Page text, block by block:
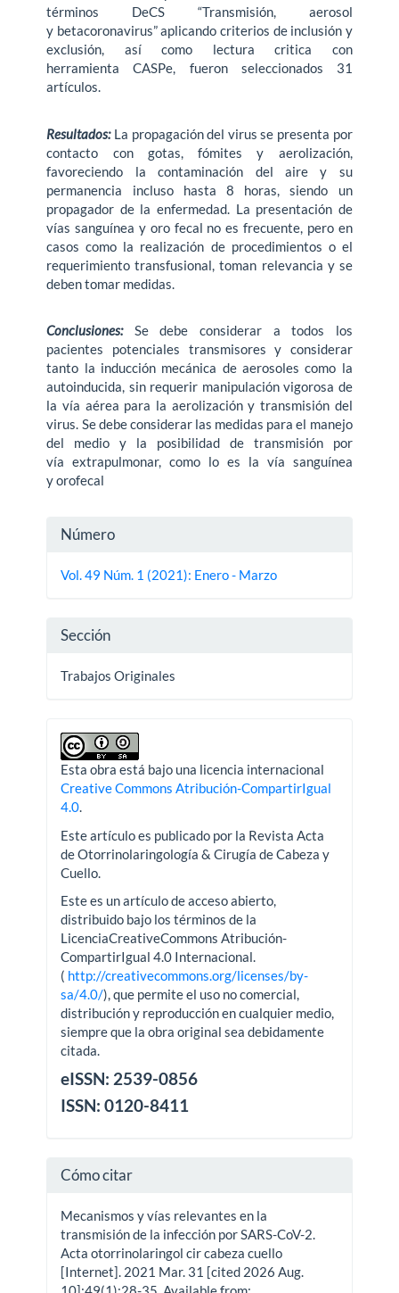
términos DeCS “Transmisión, aerosol
y betacoronavirus” aplicando criterios de inclusión y
exclusión, así como lectura critica con
herramienta CASPe, fueron seleccionados 31
artículos.
Resultados:La propagación del virus se presenta por
contacto con gotas, fómites y aerolización,
favoreciendo la contaminación del aire y su
permanencia incluso hasta 8 horas, siendo un
propagador de la enfermedad. La presentación de
vías sanguínea y oro fecal no es frecuente, pero en
casos como la realización de procedimientos o el
requerimiento transfusional, toman relevancia y se
deben tomar medidas.
Conclusiones:Se debe considerar a todos los
pacientes potenciales transmisores y considerar
tanto la inducción mecánica de aerosoles como la
autoinducida, sin requerir manipulación vigorosa de
la vía aérea para la aerolización y transmisión del
virus. Se debe considerar las medidas para el manejo
del medio y la posibilidad de transmisión por
vía extrapulmonar, como lo es la vía sanguínea
y orofecal
Detalles
del
Número
Vol. 49 Núm. 1 (2021): Enero - Marzo
Sección
Trabajos Originales
Esta obra está bajo una licencia internacional
Creative Commons Atribución-CompartirIgual
4.0.
Este artículo es publicado por la Revista Acta
de Otorrinolaringología & Cirugía de Cabeza y
Cuello.
Este es un artículo de acceso abierto,
distribuido bajo los términos de la
LicenciaCreativeCommons Atribución-
CompartirIgual 4.0 Internacional.
( http://creativecommons.org/licenses/by-
sa/4.0/), que permite el uso no comercial,
distribución y reproducción en cualquier medio,
siempre que la obra original sea debidamente
citada.
eISSN: 2539-0856
ISSN: 0120-8411
Cómo citar
Mecanismos y vías relevantes en la
transmisión de la infección por SARS-CoV-2.
Acta otorrinolaringol cir cabeza cuello
[Internet]. 2021 Mar. 31 [cited 2026 Aug.